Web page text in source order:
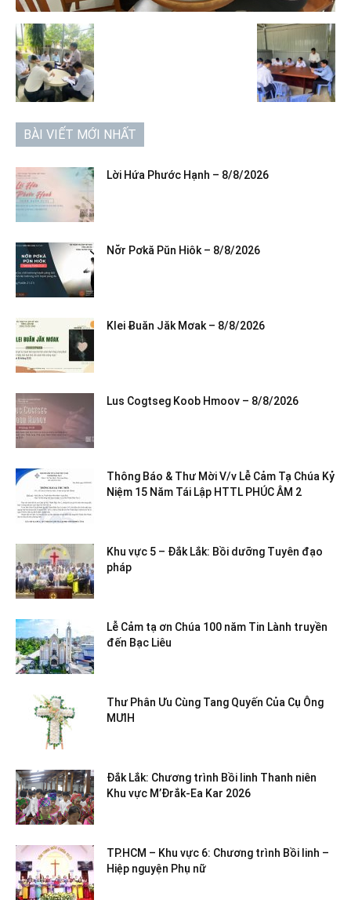
BÀI VIẾT MỚI NHẤT
Lời Hứa Phước Hạnh – 8/8/2026
Nơ̆r Pơkă Pŭn Hiôk – 8/8/2026
Klei Ƀuăn Jăk Mơak – 8/8/2026
Lus Cogtseg Koob Hmoov – 8/8/2026
Thông Báo & Thư Mời V/v Lễ Cảm Tạ Chúa Kỷ
Niệm 15 Năm Tái Lập HTTL PHÚC ÂM 2
Khu vực 5 – Đắk Lắk: Bồi dưỡng Tuyên đạo
pháp
Lễ Cảm tạ ơn Chúa 100 năm Tin Lành truyền
đến Bạc Liêu
Thư Phân Ưu Cùng Tang Quyến Của Cụ Ông
MƯIH
Đắk Lắk: Chương trình Bồi linh Thanh niên
Khu vực M’Đrắk-Ea Kar 2026
TP.HCM – Khu vực 6: Chương trình Bồi linh –
Hiệp nguyện Phụ nữ